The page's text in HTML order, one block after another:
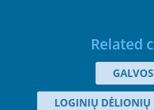
Related
LOGINIŲ DĖLIONIŲ